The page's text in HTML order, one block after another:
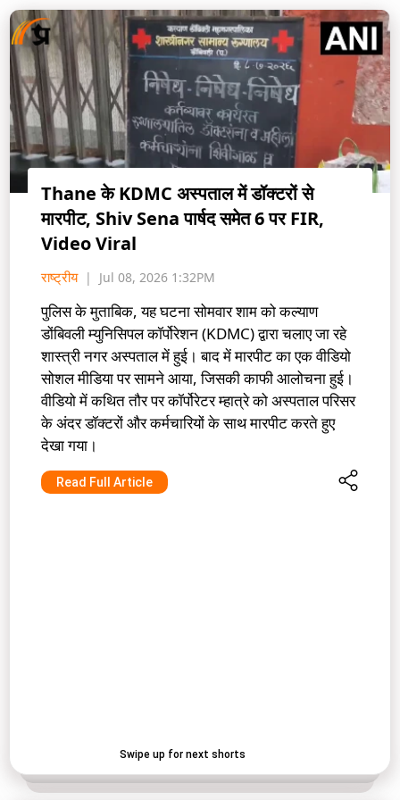
Thane के KDMC अस्पताल में डॉक्टरों से
मारपीट, Shiv Sena पार्षद समेत 6 पर FIR,
Video Viral
राष्ट्रीय Jul 08, 2026 1:32PM
पुलिस के मुताबिक, यह घटना सोमवार शाम को कल्याण
डोंबिवली म्युनिसिपल कॉर्पोरेशन (KDMC) द्वारा चलाए जा रहे
शास्त्री नगर अस्पताल में हुई। बाद में मारपीट का एक वीडियो
सोशल मीडिया पर सामने आया, जिसकी काफी आलोचना हुई।
वीडियो में कथित तौर पर कॉर्पोरेटर म्हात्रे को अस्पताल परिसर
के अंदर डॉक्टरों और कर्मचारियों के साथ मारपीट करते हुए
देखा गया।
Read Full Article
Swipe up for next shorts